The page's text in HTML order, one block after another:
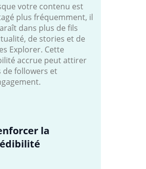
votre contenu est
plus fréquemment, il
dans plus de fils
de stories et de
Explorer. Cette
accrue peut attirer
de followers et
la